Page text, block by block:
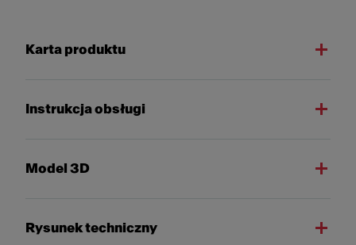
Karta produktu
Instrukcja obsługi
Model 3D
Rysunek techniczny